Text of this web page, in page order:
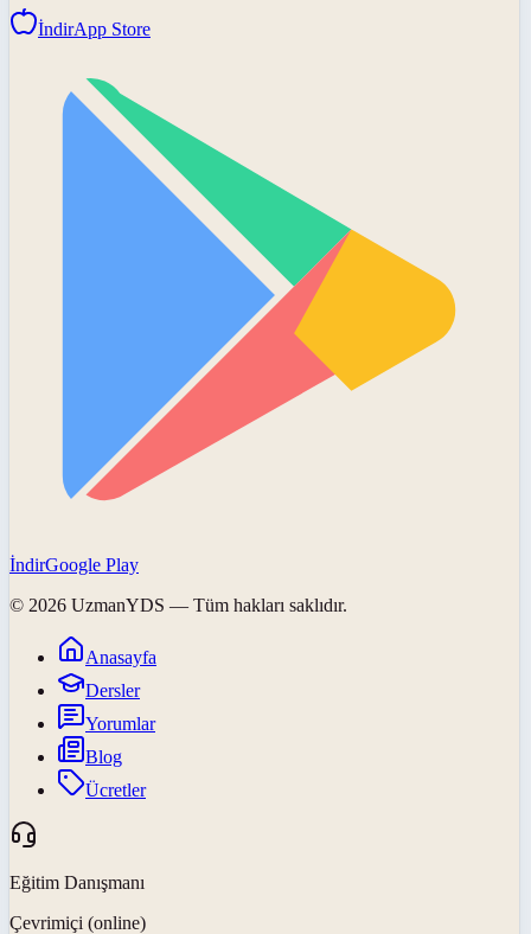
İndirApp Store
İndirGoogle Play
© 2026 UzmanYDS — Tüm hakları saklıdır.
Anasayfa
Dersler
Yorumlar
Blog
Ücretler
Eğitim Danışmanı
Çevrimiçi (online)